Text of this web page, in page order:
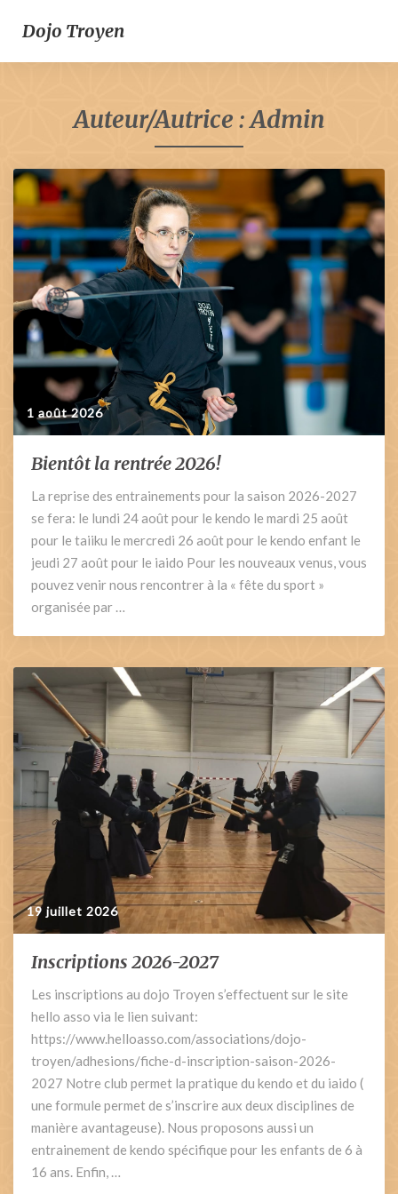
Dojo Troyen
Auteur/autrice :Admin
1 août 2026
Bientôt
rentrée
2026!
Bientôt la rentrée 2026!
La reprise des entrainements pour la saison 2026-2027
se fera: le lundi 24 août pour le kendo le mardi 25 août
pour le taiiku le mercredi 26 août pour le kendo enfant le
jeudi 27 août pour le iaido Pour les nouveaux venus, vous
pouvez venir nous rencontrer à la « fête du sport »
organisée par …
19 juillet 2026
Inscriptions
2027
Inscriptions 2026-2027
Les inscriptions au dojo Troyen s’effectuent sur le site
hello asso via le lien suivant:
https://www.helloasso.com/associations/dojo-
troyen/adhesions/fiche-d-inscription-saison-2026-
2027 Notre club permet la pratique du kendo et du iaido (
une formule permet de s’inscrire aux deux disciplines de
manière avantageuse). Nous proposons aussi un
entrainement de kendo spécifique pour les enfants de 6 à
16 ans. Enfin, …